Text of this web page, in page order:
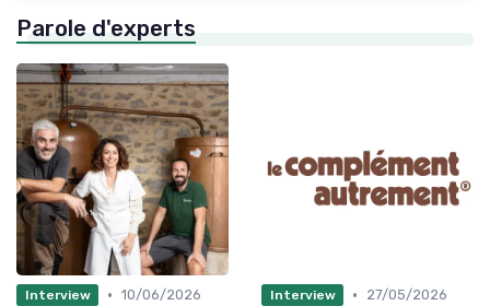
Parole d'experts
Interview • 10/06/2026
Interview •
27/05/2026